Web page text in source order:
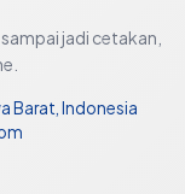
jadi cetakan,
Barat, Indonesia